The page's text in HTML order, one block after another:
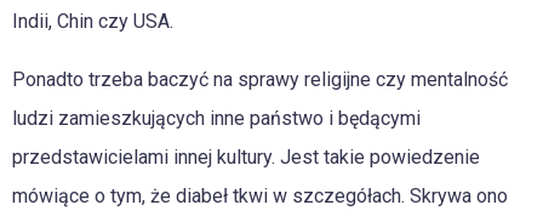
Indii, Chin czy USA.
Ponadto trzeba baczyć na sprawy religijne czy mentalność
ludzi zamieszkujących inne państwo i będącymi
przedstawicielami innej kultury. Jest takie powiedzenie
mówiące o tym, że diabeł tkwi w szczegółach. Skrywa ono